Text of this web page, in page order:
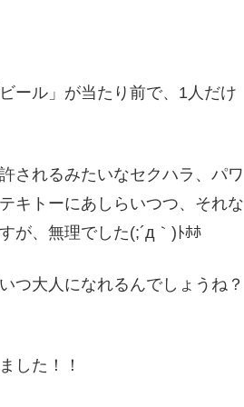
ール」が当たり前で、1人だけ
されるみたいなセクハラ、パワ
キトーにあしらいつつ、それな
が、無理でした(;´д｀)ﾄﾎﾎ
つ大人になれるんでしょうね？
した！！